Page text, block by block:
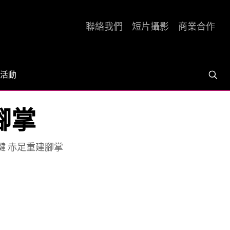
活動
聯絡我們 短片攝影 商業合作
掌
赤足重建腳掌